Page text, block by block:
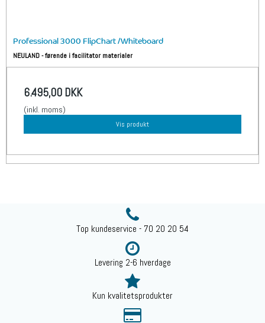
Professional 3000 FlipChart /Whiteboard
NEULAND - førende i facilitator materialer
6.495,00 DKK
(inkl. moms)
Vis produkt
Top kundeservice - 70 20 20 54
Levering 2-6 hverdage
Kun kvalitetsprodukter